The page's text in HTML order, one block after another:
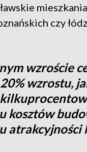
czy
wzroście
wzrostu,
kosztów